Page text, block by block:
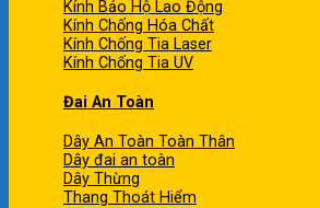
Kính Bảo Hộ Lao Động
Kính Chống Hóa Chất
Kính Chống Tia Laser
Kính Chống Tia UV
Đai An Toàn
Dây An Toàn Toàn Thân
Dây đai an toàn
Dây Thừng
Thang Thoát Hiểm